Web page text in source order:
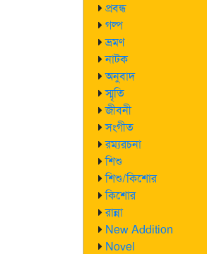
প্রবন্ধ
গল্প
ভ্রমণ
নাটক
অনুবাদ
স্মৃতি
জীবনী
সংগীত
রম্যরচনা
শিশু
শিশু/কিশোর
কিশোর
রান্না
New Addition
Novel